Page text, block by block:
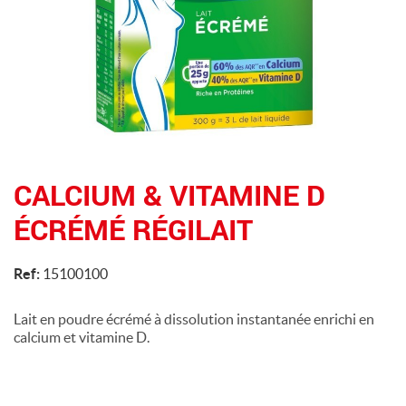
CALCIUM & VITAMINE D
ÉCRÉMÉ RÉGILAIT
Ref: 15100100
Lait en poudre écrémé à dissolution instantanée enrichi en
calcium et vitamine D.